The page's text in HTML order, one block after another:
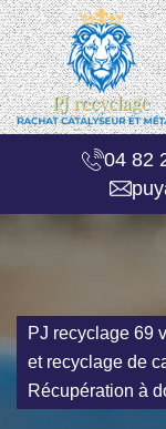
04 82
PJ recyclage 69
et recyclage de
Récupération à